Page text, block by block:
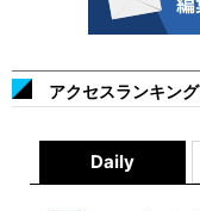
アクセスランキング
Daily